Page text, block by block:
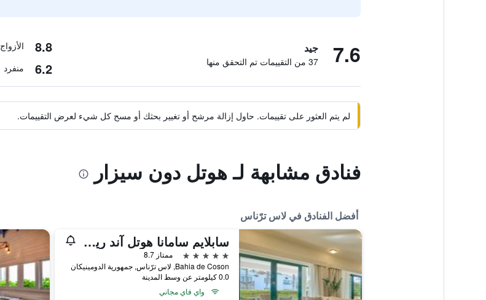
7.6 جيد
37 من التقييمات تم التحقق منها
8.8 الأزواج
6.2 منفرد
لم يتم العثور على تقييمات. حاول إزالة مرشح أو تغيير بحثك أو مسح كل شيء لعرض التقييمات.
فنادق مشابهة لـ هوتل دون سيزار
أفضل الفنادق في لاس ترّناس
سابلايم سامانا هوتل آند ريزيدانسيز
5 نجوم
ممتاز 8.7
Bahia de Coson, لاس ترّناس, جمهورية الدومينيكان
0.0 كيلومتر عن وسط المدينة
واي فاي مجاني